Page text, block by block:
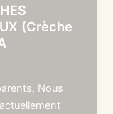
(Crèche
Nous